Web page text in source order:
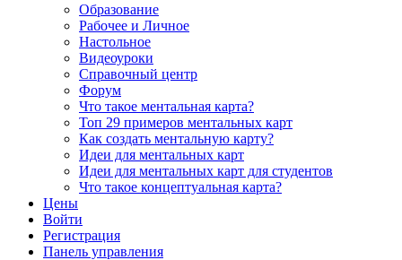
Образование
Рабочее и Личное
Настольное
Видеоуроки
Справочный центр
Форум
Что такое ментальная карта?
Топ 29 примеров ментальных карт
Как создать ментальную карту?
Идеи для ментальных карт
Идеи для ментальных карт для студентов
Что такое концептуальная карта?
Цены
Войти
Регистрация
Панель управления